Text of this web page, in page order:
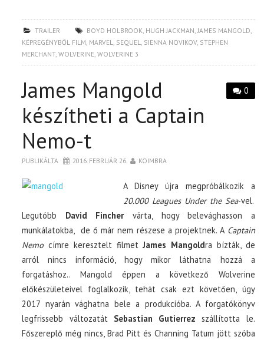
TRAILER BOYD HOLBROOK, HUGH JACKMAN,JAMES MANGOLD,
KÉPREGÉNYBŐL FILM, MARVEL, SEQUEL, SIENNA NOVIKOV, STEPHEN
MERCHANT,WOLVERINE,WOLVERINE 3
0
James Mangold
készítheti a Captain
Nemo-t
PUBLIKÁLTA 2016. FEBRUÁR 26. KOIMBRA
A Disney újra megpróbálkozik a
20.000 Leagues Under the Sea-vel.
Legutóbb David Fincher várta, hogy belevághasson a
munkálatokba, de ő már nem részese a projektnek. A Captain
Nemo címre keresztelt filmetJames Mangoldra bízták, de
arról nincs információ, hogy mikor láthatna hozzá a
forgatáshoz.. Mangold éppen a következő Wolverine
előkészületeivel foglalkozik, tehát csak ezt követően, úgy
2017 nyarán vághatna bele a produkcióba. A forgatókönyv
legfrissebb változatátSebastian Gutierrez szállította le.
Főszereplő még nincs, Brad Pitt és Channing Tatum jött szóba